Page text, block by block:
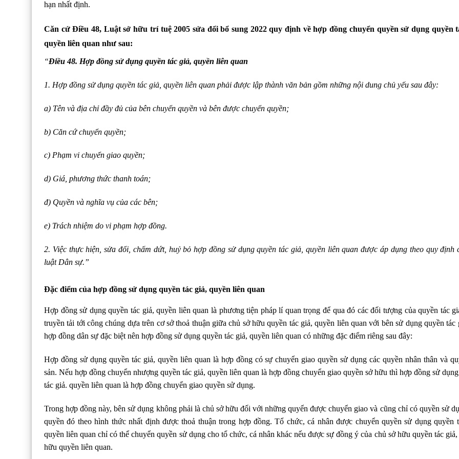
hạn nhất định.
Căn cứ Điều 48, Luật sở hữu trí tuệ 2005 sửa đổi bổ sung 2022 quy định về hợp đồng chuyển quyền sử dụng quyền
quyền liên quan như sau:
“Điều 48. Hợp đồng sử dụng quyền tác giả, quyền liên quan
1. Hợp đồng sử dụng quyền tác giả, quyền liên quan phải được lập thành văn bản gồm những nội dung chủ yếu sau đây:
a) Tên và địa chỉ đầy đủ của bên chuyển quyền và bên được chuyển quyền;
b) Căn cứ chuyển quyền;
c) Phạm vi chuyển giao quyền;
d) Giá, phương thức thanh toán;
đ) Quyền và nghĩa vụ của các bên;
e) Trách nhiệm do vi phạm hợp đồng.
2. Việc thực hiện, sửa đổi, chấm dứt, huỷ bỏ hợp đồng sử dụng quyền tác giả, quyền liên quan được áp dụng theo quy định
luật Dân sự.”
Đặc điểm của hợp đồng sử dụng quyền tác giả, quyền liên quan
Hợp đồng sử dụng quyền tác giả, quyền liên quan là phương tiện pháp lí quan trọng để qua đó các đối tượng của quyền tác
truyền tải tới công chúng dựa trên cơ sở thoả thuận giữa chủ sở hữu quyền tác giả, quyền liên quan với bên sử dụng quyền tác
hợp đồng dân sự đặc biệt nên hợp đồng sử dụng quyền tác giả, quyền liên quan có những đặc điểm riêng sau đây:
Hợp đồng sử dụng quyền tác giả, quyền liên quan là hợp đồng có sự chuyển giao quyền sử dụng các quyền nhân thân và
sản. Nếu hợp đồng chuyển nhượng quyền tác giả, quyền liên quan là hợp đồng chuyển giao quyền sở hữu thì hợp đồng sử
tác giả. quyền liên quan là hợp đồng chuyển giao quyền sử dụng.
Trong hợp đồng này, bên sử dụng không phải là chủ sở hữu đối với những quyển được chuyển giao và cũng chỉ có quyền sử
quyền đó theo hình thức nhất định được thoả thuận trong hợp đồng. Tổ chức, cá nhân được chuyển quyền sử dụng quyền
quyền liên quan chỉ có thể chuyển quyền sử dụng cho tổ chức, cá nhân khác nếu được sự đồng ý của chủ sở hữu quyền tác giả,
hữu quyền liên quan.